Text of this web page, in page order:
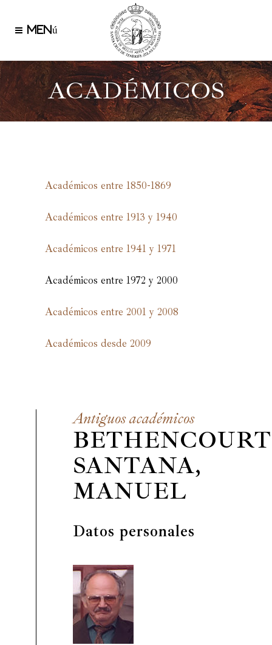
ACADÉMICOS
Académicos entre 1850-1869
Académicos entre 1913 y 1940
Académicos entre 1941 y 1971
Académicos entre 1972 y 2000
Académicos entre 2001 y 2008
Académicos desde 2009
Antiguos académicos
BETHENCOURT
SANTANA,
MANUEL
Datos personales